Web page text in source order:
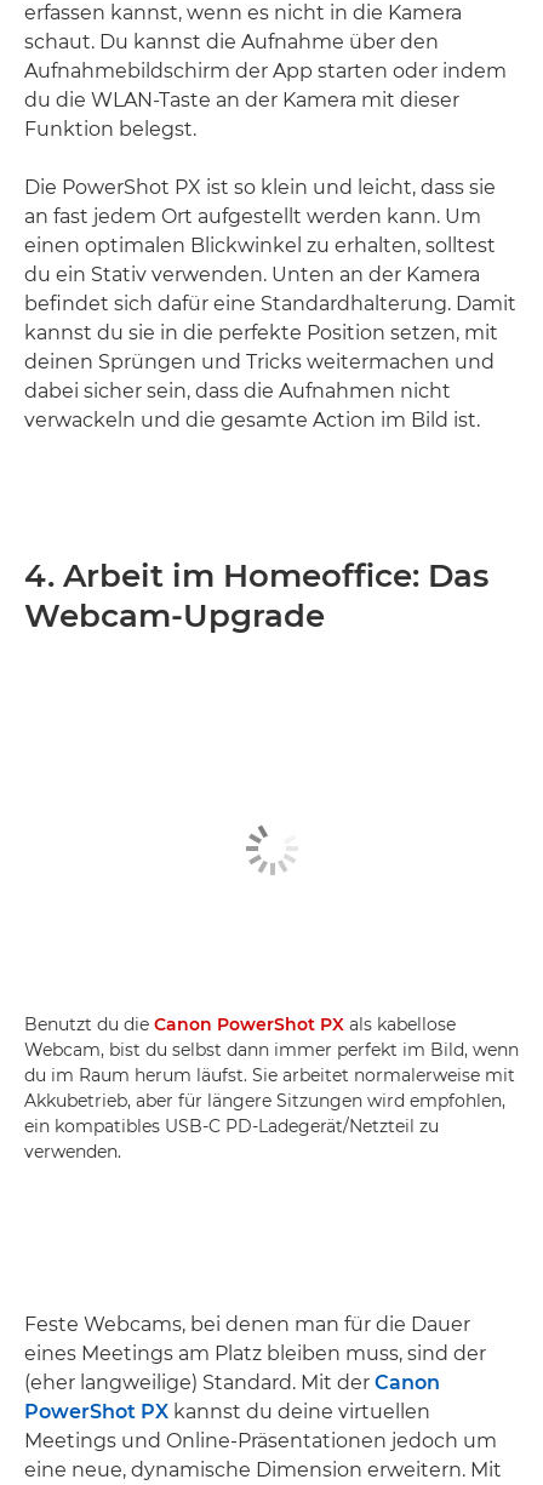
erfassen kannst, wenn es nicht in die Kamera
schaut. Du kannst die Aufnahme über den
Aufnahmebildschirm der App starten oder indem
du die WLAN-Taste an der Kamera mit dieser
Funktion belegst.
Die PowerShot PX ist so klein und leicht, dass sie
an fast jedem Ort aufgestellt werden kann. Um
einen optimalen Blickwinkel zu erhalten, solltest
du ein Stativ verwenden. Unten an der Kamera
befindet sich dafür eine Standardhalterung. Damit
kannst du sie in die perfekte Position setzen, mit
deinen Sprüngen und Tricks weitermachen und
dabei sicher sein, dass die Aufnahmen nicht
verwackeln und die gesamte Action im Bild ist.
4. Arbeit im Homeoffice: Das
Webcam-Upgrade
Benutzt du die Canon PowerShot PX als kabellose
Webcam, bist du selbst dann immer perfekt im Bild, wenn
du im Raum herum läufst. Sie arbeitet normalerweise mit
Akkubetrieb, aber für längere Sitzungen wird empfohlen,
ein kompatibles USB-C PD-Ladegerät/Netzteil zu
verwenden.
Feste Webcams, bei denen man für die Dauer
eines Meetings am Platz bleiben muss, sind der
(eher langweilige) Standard. Mit der Canon
PowerShot PX kannst du deine virtuellen
Meetings und Online-Präsentationen jedoch um
eine neue, dynamische Dimension erweitern. Mit